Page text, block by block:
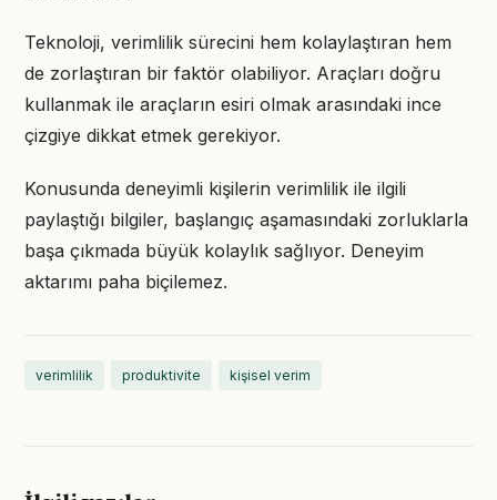
Teknoloji, verimlilik sürecini hem kolaylaştıran hem
de zorlaştıran bir faktör olabiliyor. Araçları doğru
kullanmak ile araçların esiri olmak arasındaki ince
çizgiye dikkat etmek gerekiyor.
Konusunda deneyimli kişilerin verimlilik ile ilgili
paylaştığı bilgiler, başlangıç aşamasındaki zorluklarla
başa çıkmada büyük kolaylık sağlıyor. Deneyim
aktarımı paha biçilemez.
verimlilik produktivite kişisel verim